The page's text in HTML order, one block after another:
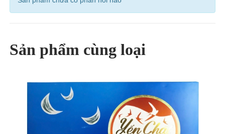
Sản phẩm cùng loại